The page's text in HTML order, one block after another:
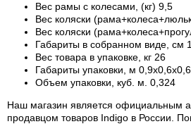
Вес рамы с колесами, (кг) 9,5
Вес коляски
Вес коляски
Габариты в собранном виде, см
Вес товара в упаковке, кг 26
Габариты упаковки, м 0,9х0,6х0,6
Объем упаковки, куб. м. 0,324
Наш магазин является официальным
продавцом товаров Indigo в России.